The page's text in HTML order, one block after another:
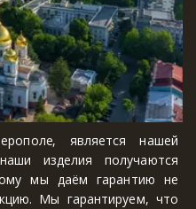
, является нашей
изделия получаются
мы даём гарантию не
Мы гарантируем, что